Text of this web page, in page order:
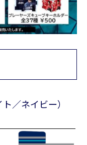
ト／ネイビー）